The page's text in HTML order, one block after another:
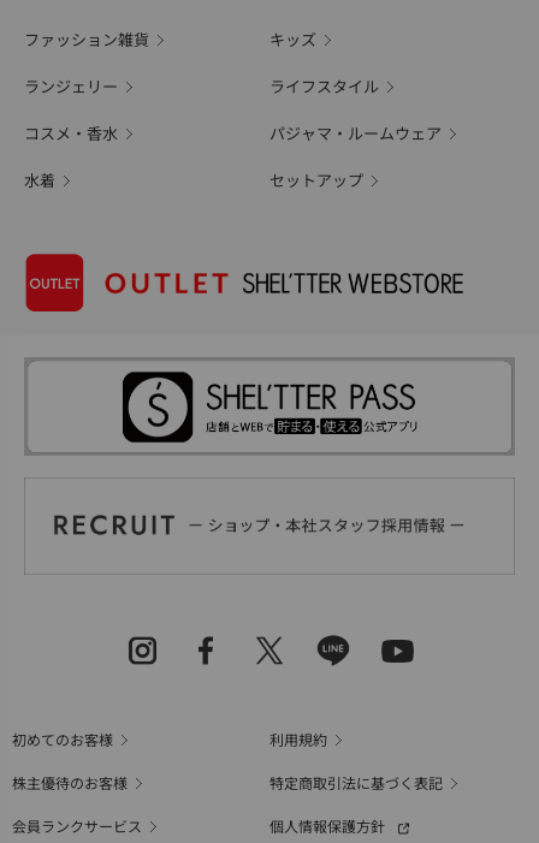
ファッション雑貨 キッズ
ランジェリー ライフスタイル
コスメ・香水 パジャマ・ルームウェア
水着 セットアップ
初めてのお客様
利用規約
株主優待のお客様
特定商取引法に基づく表記
会員ランクサービス
個人情報保護方針